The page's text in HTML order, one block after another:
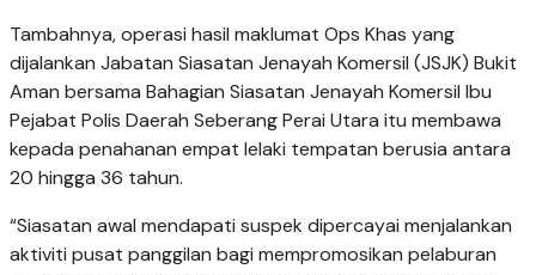
Tambahnya, operasi hasil maklumat Ops Khas yang
dijalankan Jabatan Siasatan Jenayah Komersil (JSJK) Bukit
Aman bersama Bahagian Siasatan Jenayah Komersil Ibu
Pejabat Polis Daerah Seberang Perai Utara itu membawa
kepada penahanan empat lelaki tempatan berusia antara
20 hingga 36 tahun.
“Siasatan awal mendapati suspek dipercayai menjalankan
aktiviti pusat panggilan bagi mempromosikan pelaburan